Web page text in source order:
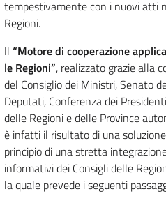
tempestivamente con i nuovi atti
Regioni.
Il “Motore di cooperazione
le Regioni”, realizzato grazie alla
del Consiglio dei Ministri, Senato
Deputati, Conferenza dei
delle Regioni e delle Province
è infatti il risultato di una
principio di una stretta
informativi dei Consigli delle
la quale prevede i seguenti